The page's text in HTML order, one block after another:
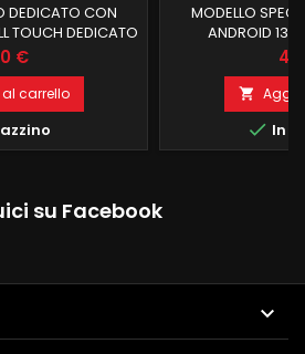
DEDICATO CON
TOUCH DEDICATO
MASCHERINA
RAM 128 ROM
AL VOLANTE E
E ANDROID
NAVIGATORE
X CHIAMATE
€
carrello
MODELLO
ANDROID 13,
DEDICATO
DOTAZIONE
VOLANTE E
ANDROID
BLUETOOTH X

 In
su Facebook
